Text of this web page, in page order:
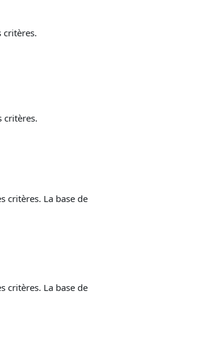
critères.
critères.
critères. La base de
critères. La base de